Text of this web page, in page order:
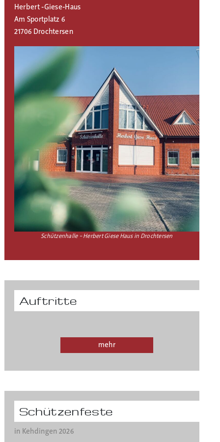
Herbert -Giese-Haus
Am Sportplatz 6
21706 Drochtersen
Schützenhalle – Herbert Giese Haus in Drochtersen
Auftritte
mehr
Schützenfeste
in Kehdingen 2026